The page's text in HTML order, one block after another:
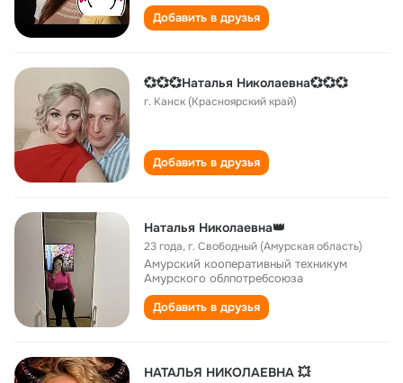
Добавить в друзья
💞💞💞Наталья Николаевна💞💞💞
г. Канск (Красноярский край)
Добавить в друзья
Наталья Николаевна👑
23 года,г. Свободный (Амурская область)
Амурский кооперативный техникум
Амурского облпотребсоюза
Добавить в друзья
НАТАЛЬЯ НИКОЛАЕВНА 💥